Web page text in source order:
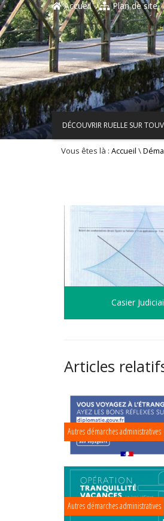
Accueil Plan de site
DÉCOUVRIR RUELLE SUR
Vous êtes là : Accueil \
Casier
Articles
Autres démarches administratives
Autres démarches administratives